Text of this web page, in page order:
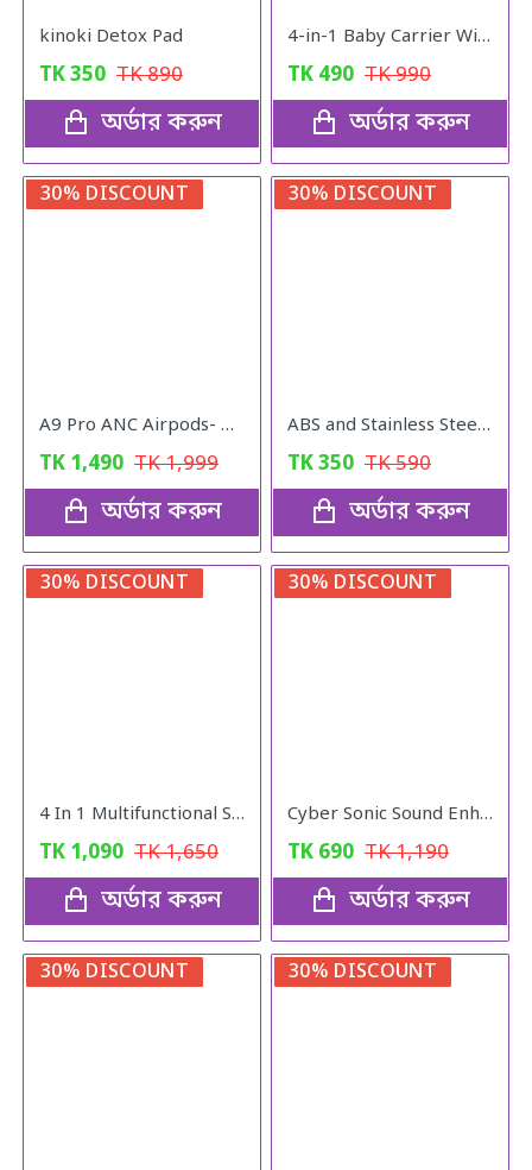
kinoki Detox Pad
TK350 TK890
অর্ডার করুন
4-in-1 Baby Carrier With Comfortable Cushioned Head Support & Buckle Straps Multicolor
TK 490 TK990
অর্ডার করুন
30% DISCOUNT
A9 Pro ANC Airpods- Wireless Airbuds
TK 1,490 TK1,999
অর্ডার করুন
30% DISCOUNT
ABS and Stainless Steel Hair Catching Drain Cleaner Wire Spring Sink
TK350 TK590
অর্ডার করুন
30% DISCOUNT
4 In 1 Multifunctional Stainless Steel Basin With Vegetable Cutter with Drain Basket
TK 1,090 TK1,650
অর্ডার করুন
30% DISCOUNT
Cyber Sonic Sound Enhancer Hearing Aid
TK 690 TK1,190
অর্ডার করুন
30% DISCOUNT 30% DISCOUNT